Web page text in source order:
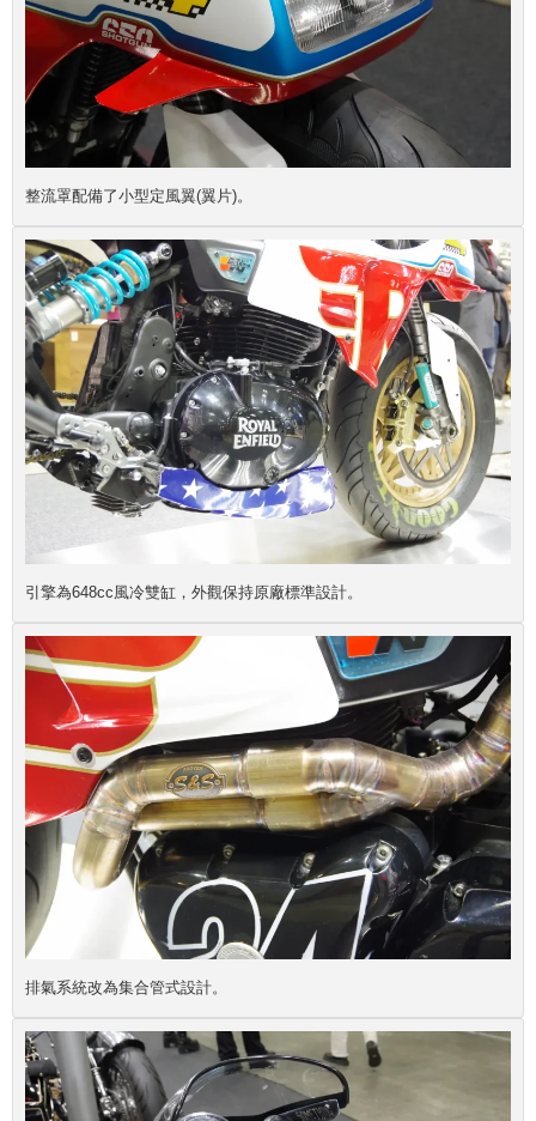
整流罩配備了小型定風翼(翼片)。
引擎為648cc風冷雙缸，外觀保持原廠標準設計。
排氣系統改為集合管式設計。